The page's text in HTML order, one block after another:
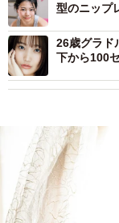
型のニップ
26歳グラド
下から100